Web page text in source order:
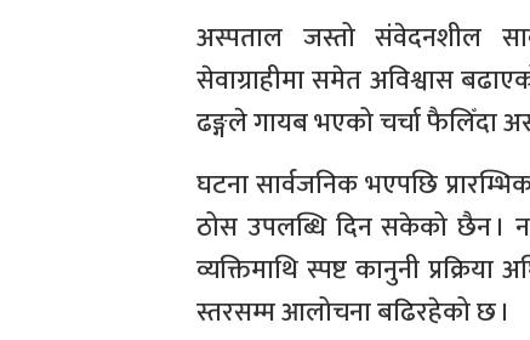
अस्पताल जस्तो संवेदनशील
सेवाग्राहीमा समेत अविश्वास
ढङ्गले गायब भएको चर्चा फैलिँदा
घटना सार्वजनिक भएपछि
ठोस उपलब्धि दिन सकेको छैन ।
व्यक्तिमाथि स्पष्ट कानुनी
स्तरसम्म आलोचना बढिरहेको छ ।